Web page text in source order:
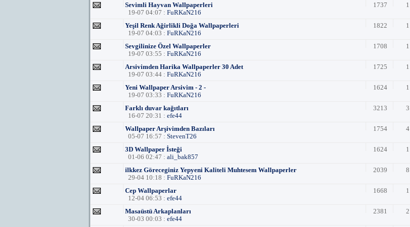
Sevimli Hayvan Wallpaperleri
19-07 04:07 : FuRKaN216
1737 1
Yeşil Renk Ağirlikli Doğa Wallpaperleri
19-07 04:03 : FuRKaN216
1822 1
Sevgilinize Özel Wallpaperler
19-07 03:55 : FuRKaN216
1708 1
Arsivimden Harika Wallpaperler 30 Adet
19-07 03:44 : FuRKaN216
1725 1
Yeni Wallpaper Arsivim - 2 -
19-07 03:33 : FuRKaN216
1624 1
Farklı duvar kağıtları
16-07 20:31 : efe44
3213 3
Wallpaper Arşivimden Bazıları
05-07 16:57 : StevenT26
1754 4
3D Wallpaper İsteği
01-06 02:47 : ali_bak857
1624 1
ilkkez Göreceginiz Yepyeni Kaliteli Muhtesem Wallpaperler
29-04 10:18 : FuRKaN216
2039 8
Cep Wallpaperlar
12-04 06:53 : efe44
1668 1
Masaüstü Arkaplanları
30-03 00:03 : efe44
2381 2